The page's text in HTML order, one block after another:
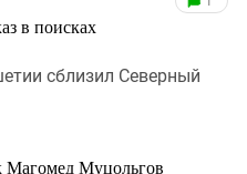
в поисках
сблизил Северный
Муцольгов